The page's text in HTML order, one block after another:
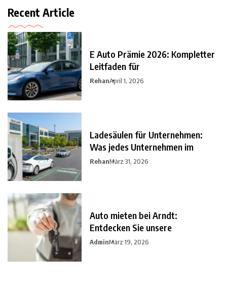
Recent Article
E Auto Prämie 2026: Kompletter
Leitfaden für
RehanApril 1, 2026
Ladesäulen für Unternehmen:
Was jedes Unternehmen im
RehanMärz 31, 2026
Auto mieten bei Arndt:
Entdecken Sie unsere
AdminMärz 19, 2026